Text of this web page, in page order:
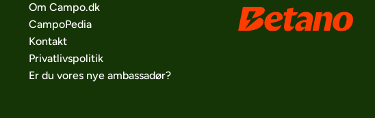
Om Campo.dk
CampoPedia
Kontakt
Privatlivspolitik
Er du vores nye ambassadør?